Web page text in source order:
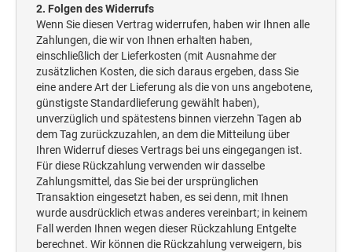
2. Folgen des Widerrufs
Wenn Sie diesen Vertrag widerrufen, haben wir Ihnen alle
Zahlungen, die wir von Ihnen erhalten haben,
einschließlich der Lieferkosten (mit Ausnahme der
zusätzlichen Kosten, die sich daraus ergeben, dass Sie
eine andere Art der Lieferung als die von uns angebotene,
günstigste Standardlieferung gewählt haben),
unverzüglich und spätestens binnen vierzehn Tagen ab
dem Tag zurückzuzahlen, an dem die Mitteilung über
Ihren Widerruf dieses Vertrags bei uns eingegangen ist.
Für diese Rückzahlung verwenden wir dasselbe
Zahlungsmittel, das Sie bei der ursprünglichen
Transaktion eingesetzt haben, es sei denn, mit Ihnen
wurde ausdrücklich etwas anderes vereinbart; in keinem
Fall werden Ihnen wegen dieser Rückzahlung Entgelte
berechnet. Wir können die Rückzahlung verweigern, bis